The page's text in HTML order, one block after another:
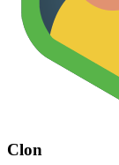
Clon